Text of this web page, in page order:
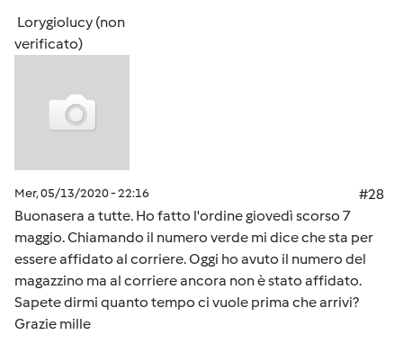
Lorygiolucy (non
verificato)
Mer, 05/13/2020 - 22:16
#28
Buonasera a tutte. Ho fatto l'ordine giovedì scorso 7
maggio. Chiamando il numero verde mi dice che sta per
essere affidato al corriere. Oggi ho avuto il numero del
magazzino ma al corriere ancora non è stato affidato.
Sapete dirmi quanto tempo ci vuole prima che arrivi?
Grazie mille